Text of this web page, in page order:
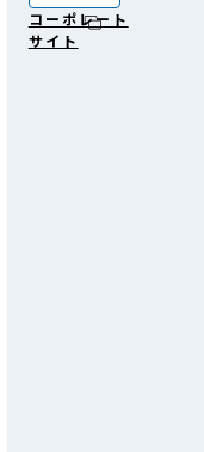
コーポレート
サイト